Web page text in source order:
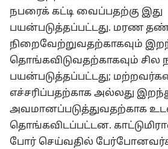
2013
நபரைக் கட்டி வைப்பதற்கு இது
பயன்படுத்தப்பட்டது. மரண
நிறைவேற்றுவதற்காகவும்
தொங்கவிடுவதற்காகவும் சில
பயன்படுத்தப்பட்டது;
எச்சரிப்பதற்காக அல்லது
அவமானப்படுத்துவதற்காக
தொங்கவிடப்பட்டன.
போர் செய்வதில்